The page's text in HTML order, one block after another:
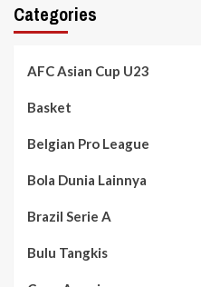
Categories
AFC Asian Cup U23
Basket
Belgian Pro League
Bola Dunia Lainnya
Brazil Serie A
Bulu Tangkis